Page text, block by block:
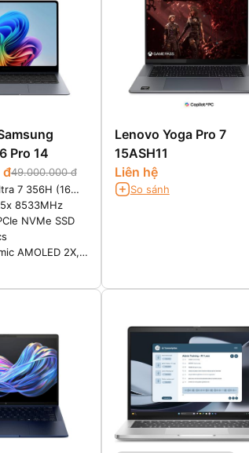
Pro 14
49.000.000 đ
7 356H (16
4.7GHz)
8533MHz
NVMe SSD
AMOLED 2X,
display with
Lenovo Yoga Pro 7
15ASH11
Liên hệ
So sánh